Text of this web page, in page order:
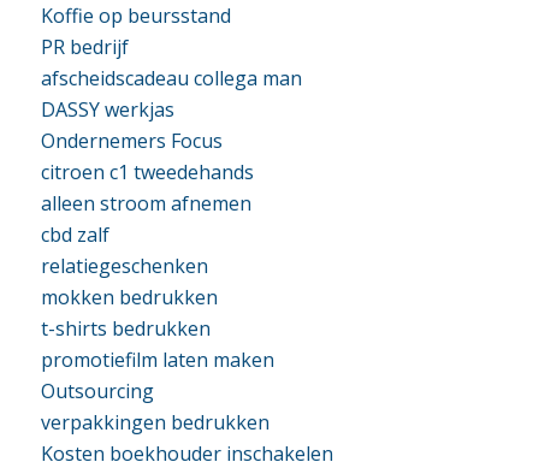
Koffie op beursstand
PR bedrijf
afscheidscadeau collega man
DASSY werkjas
Ondernemers Focus
citroen c1 tweedehands
alleen stroom afnemen
cbd zalf
relatiegeschenken
mokken bedrukken
t-shirts bedrukken
promotiefilm laten maken
Outsourcing
verpakkingen bedrukken
Kosten boekhouder inschakelen